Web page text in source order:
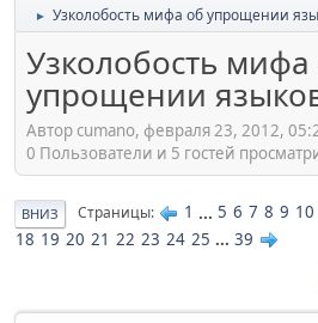
► Узколобость мифа об упрощении
Узколобость мифа
упрощении
Автор cumano, февраля 23, 2012,
0 Пользователи и 5 гостей
ВНИЗ Страницы 1 ... 5 6 7 8 9 10
18 19 20 21 22 23 24 25 ... 39